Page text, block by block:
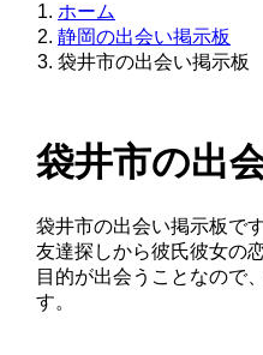
ホーム
静岡の出会い掲示板
袋井市の出会い掲示板
袋井市の出
袋井市の出会い掲示板です
友達探しから彼氏彼女の
目的が出会うことなので
す。